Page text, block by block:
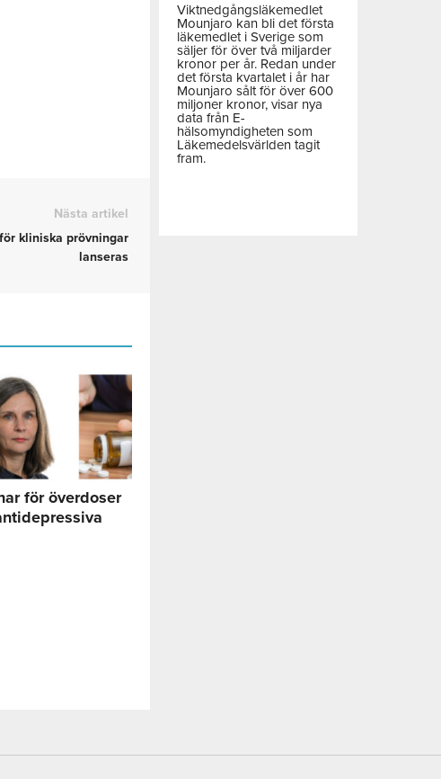
Nästa artikel
kliniska prövningar
lanseras
för överdoser
Viktnedgångsläkemedlet
Mounjaro kan bli det första
läkemedlet i Sverige som
säljer för över två miljarder
kronor per år. Redan under
det första kvartalet i år har
Mounjaro sålt för över 600
miljoner kronor, visar nya
data från E-
hälsomyndigheten som
Läkemedelsvärlden tagit
fram.